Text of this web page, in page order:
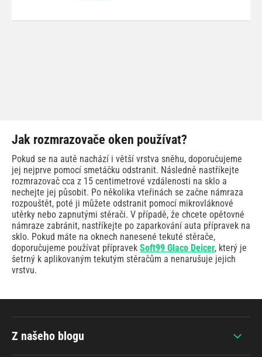
Jak rozmrazovače oken používat?
Pokud se na autě nachází i větší vrstva sněhu, doporučujeme
jej nejprve pomocí smetáčku odstranit. Následně nastříkejte
rozmrazovač cca z 15 centimetrové vzdálenosti na sklo a
nechejte jej působit. Po několika vteřinách se začne námraza
rozpouštět, poté ji můžete odstranit pomocí mikrovláknové
utěrky nebo zapnutými stěrači. V případě, že chcete opětovné
námraze zabránit, nastříkejte po zaparkování auta přípravek na
sklo. Pokud máte na oknech nanesené tekuté stěrače,
doporučujeme používat přípravek Soft99 Glaco Deicer, který je
šetrný k aplikovaným tekutým stěračům a nenarušuje jejich
vrstvu.
Z našeho blogu